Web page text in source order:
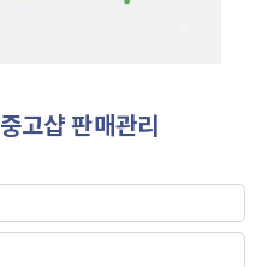
중고샵 판매관리